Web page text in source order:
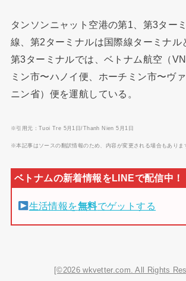
タンソンニャット空港の第1、第3ター
線、第2ターミナルは国際線ターミナル
第3ターミナルでは、ベトナム航空（
ミン市〜ハノイ便、ホーチミン市〜ヴ
ニン省）便を運航している。
※引用元：Tuoi Tre 5月1日/Thanh Nien 5月1日
※本記事はソースの翻訳情報のため、内容が変更される場合もありま
生活情報を無料でゲットする
[©2026 wkvetter.com. All Rights